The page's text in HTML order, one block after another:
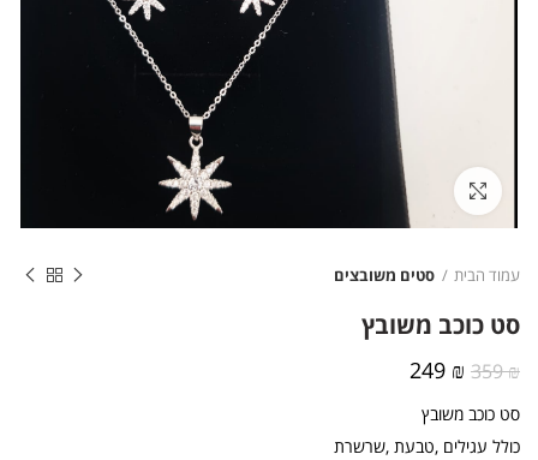
לחצו להגדלה
עמוד הבית סטים משובצים
סט כוכב משובץ
359₪
המחיר
היה:
359 ₪.
249 ₪
249 ₪.
סט כוכב משובץ
כולל עגילים ,טבעת ,שרשרת